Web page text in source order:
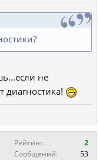
не
диагностика!
Рейтинг:
2
Сообщений:
53